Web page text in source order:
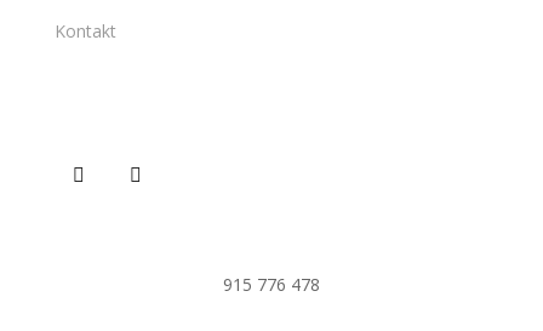
Kontakt
915 776 478